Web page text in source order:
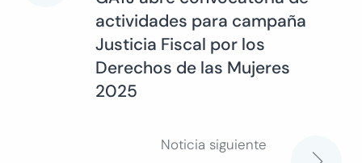
entradas
actividades para campaña
Justicia Fiscal por los
Derechos de las Mujeres
2025
Noticia siguiente